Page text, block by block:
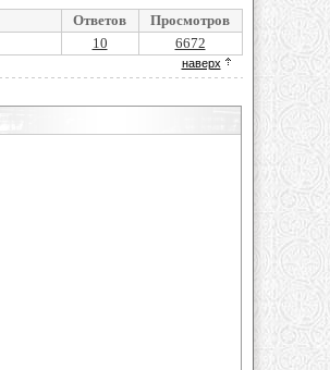
Ответов Просмотров
10 6672
наверх